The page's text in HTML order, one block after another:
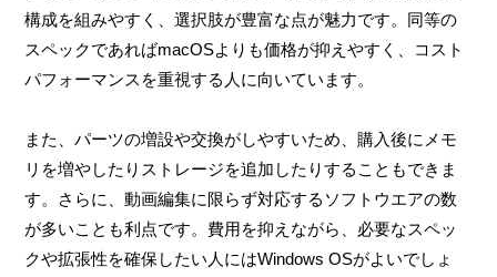
構成を組みやすく、選択肢が豊富な点が魅力です。同等の
スペックであればmacOSよりも価格が抑えやすく、コスト
パフォーマンスを重視する人に向いています。
また、パーツの増設や交換がしやすいため、購入後にメモ
リを増やしたりストレージを追加したりすることもできま
す。さらに、動画編集に限らず対応するソフトウエアの数
が多いことも利点です。費用を抑えながら、必要なスペッ
クや拡張性を確保したい人にはWindows OSがよいでしょ